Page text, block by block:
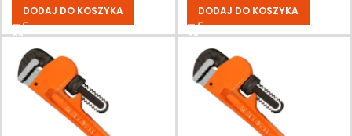
DODAJ DO KOSZYKA DODAJ DO KOSZYKA